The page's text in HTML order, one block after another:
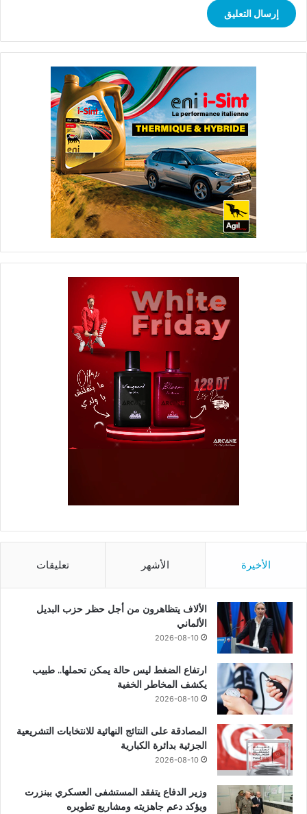
الأخيرة الأشهر تعليقات
الألاف يتظاهرون من أجل حظر حزب البديل
الألماني
2026-08-10
ارتفاع الضغط ليس حالة يمكن تحملها.. طبيب
يكشف المخاطر الخفية
2026-08-10
المصادقة على النتائج النهائية للانتخابات التشريعية
الجزئية بدائرة الكبارية
2026-08-10
وزير الدفاع يتفقد المستشفى العسكري ببنزرت
ويؤكد دعم جاهزيته ومشاريع تطويره